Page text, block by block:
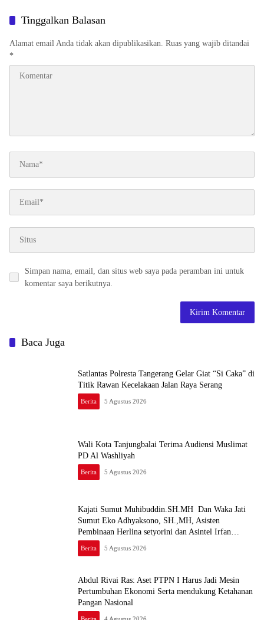
Tinggalkan Balasan
Alamat email Anda tidak akan dipublikasikan. Ruas yang wajib ditandai
*
Simpan nama, email, dan situs web saya pada peramban ini untuk
komentar saya berikutnya.
Baca Juga
Satlantas Polresta Tangerang Gelar Giat “Si Caka” di
Titik Rawan Kecelakaan Jalan Raya Serang
Berita 5 Agustus 2026
Wali Kota Tanjungbalai Terima Audiensi Muslimat
PD Al Washliyah
Berita 5 Agustus 2026
Kajati Sumut Muhibuddin.SH.MH Dan Waka Jati
Sumut Eko Adhyaksono, SH.,MH, Asisten
Pembinaan Herlina setyorini dan Asintel Irfan
Wibowo,Sidak Kajari Medan
Berita 5 Agustus 2026
Abdul Rivai Ras: Aset PTPN I Harus Jadi Mesin
Pertumbuhan Ekonomi Serta mendukung Ketahanan
Pangan Nasional